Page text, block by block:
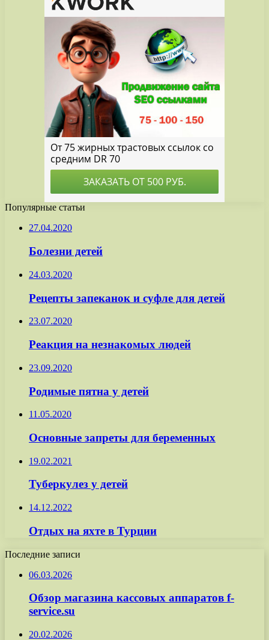
Популярные статьи
27.04.2020
Болезни детей
24.03.2020
Рецепты запеканок и суфле для детей
23.07.2020
Реакция на незнакомых людей
23.09.2020
Родимые пятна у детей
11.05.2020
Основные запреты для беременных
19.02.2021
Туберкулез у детей
14.12.2022
Отдых на яхте в Турции
Последние записи
06.03.2026
Обзор магазина кассовых аппаратов f-
service.su
20.02.2026